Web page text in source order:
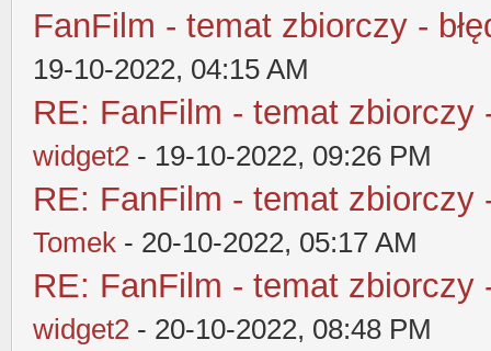
FanFilm - temat zbiorczy -
19-10-2022, 04:15 AM
RE: FanFilm - temat zbiorczy
widget2 - 19-10-2022, 09:26 PM
RE: FanFilm - temat zbiorczy
Tomek - 20-10-2022, 05:17 AM
RE: FanFilm - temat zbiorczy
widget2 - 20-10-2022, 08:48 PM